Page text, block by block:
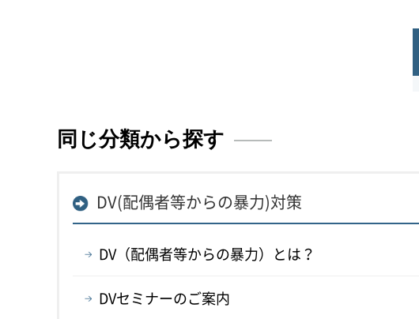
同じ分類から探す
DV(配偶者等からの暴力)対策
DV（配偶者等からの暴力）とは？
DVセミナーのご案内